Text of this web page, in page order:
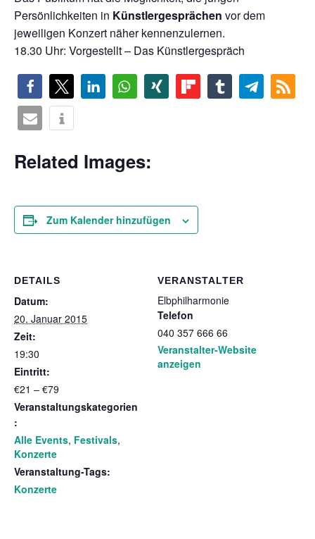
Persönlichkeiten in Künstlergesprächen vor dem
jeweiligen Konzert näher kennenzulernen.
18.30 Uhr: Vorgestellt – Das Künstlergespräch
Related Images:
Zum Kalender hinzufügen
DETAILS
Datum:
20. Januar 2015
Zeit:
19:30
Eintritt:
€21 – €79
Veranstaltungskategorien
:
Alle Events, Festivals,
Konzerte
Veranstaltung-Tags:
Konzerte
VERANSTALTER
Elbphilharmonie
Telefon
040 357 666 66
Veranstalter-Website
anzeigen